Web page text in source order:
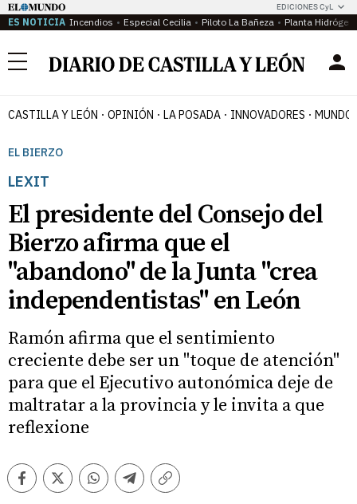
EDICIONES CyL
ES NOTICIA Incendios Especial Cecilia Piloto La Bañeza Planta
Menú
CASTILLA Y LEÓN OPINIÓN LA POSADA INNOVADORES MUNDO
EL BIERZO
LEXIT
El presidente del Consejo del
Bierzo afirma que el
"abandono" de la Junta "crea
independentistas" en León
Ramón afirma que el sentimiento
creciente debe ser un "toque de atención"
para que el Ejecutivo autonómica deje de
maltratar a la provincia y le invita a que
reflexione
FacebookTwitterWhatsappTelegramCopiar